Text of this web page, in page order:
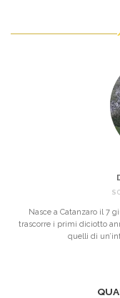
Nasce a Catanzaro il 7
trascorre i primi diciotto
quelli di